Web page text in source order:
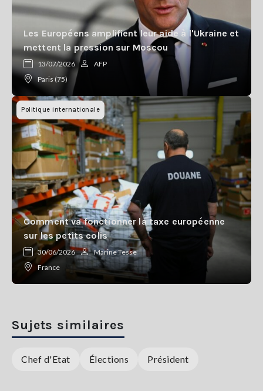
Les Européens amplifient leur aide à l'Ukraine et
mettent la pression sur Moscou
13/07/2026
AFP
Paris (75)
Politique internationale
Comment va fonctionner la taxe européenne
sur les petits colis
30/06/2026
Marine Tesse
France
Sujets similaires
Chef d'Etat Élections Président